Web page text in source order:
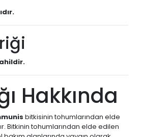
Hakkında
bitkisinin tohumlarından elde
Bitkinin tohumlarından elde edilen